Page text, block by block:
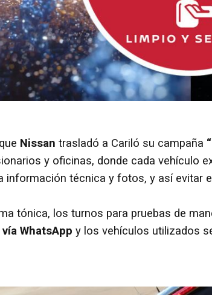
Nissan trasladó a Cariló su campaña
y oficinas, donde cada vehículo
información técnica y fotos, y así evitar
tónica, los turnos para pruebas de
WhatsApp y los vehículos utilizados